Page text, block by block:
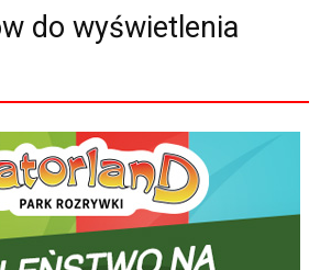
do wyświetlenia